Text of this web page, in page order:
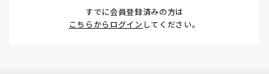
すでに会員登録済みの方は
こちらからログイン してください。